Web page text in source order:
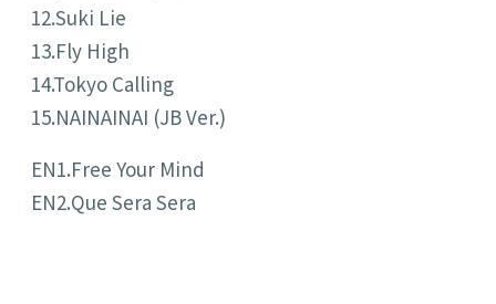
12.Suki Lie
13.Fly High
14.Tokyo Calling
15.NAINAINAI (JB Ver.)
EN1.Free Your Mind
EN2.Que Sera Sera